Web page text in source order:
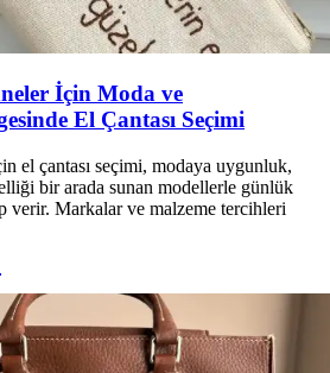
İçin Moda ve
El Çantası Seçimi
el çantası seçimi, modaya uygunluk,
bir arada sunan modellerle günlük
verir. Markalar ve malzeme tercihleri